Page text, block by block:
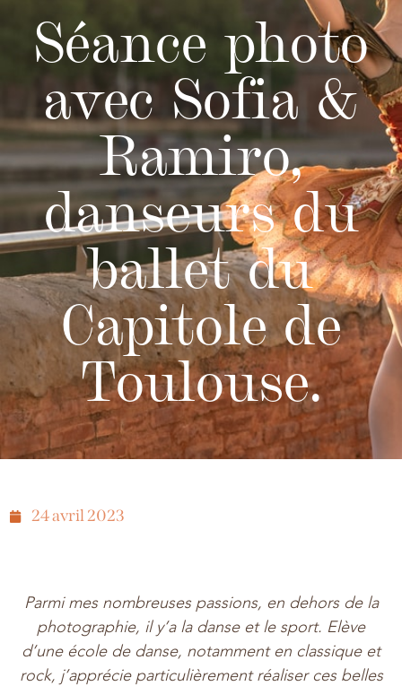
Séance photo
avec Sofia &
Ramiro,
danseurs du
ballet du
Capitole de
Toulouse.
24 avril 2023
Parmi mes nombreuses passions, en dehors de la
photographie, il y’a la danse et le sport. Elève
d’une école de danse, notamment en classique et
rock, j’apprécie particulièrement réaliser ces belles